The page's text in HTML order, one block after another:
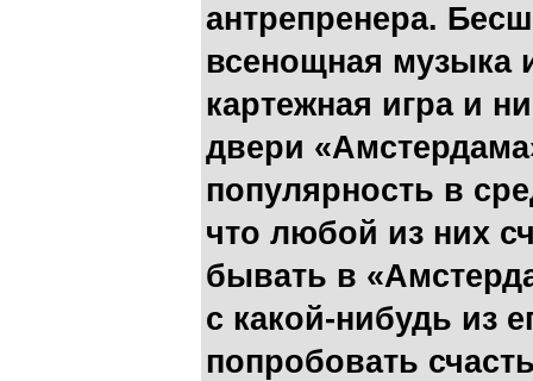
антрепренера.
всенощная музыка
картежная игра и
двери
популярность в
что любой из них
бывать в
с какой-нибудь из
попробовать